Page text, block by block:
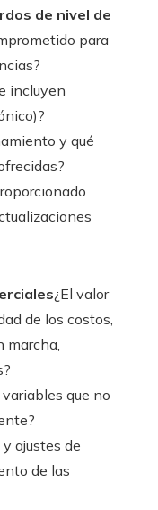
de nivel de
para
incluyen
y qué
¿El valor
de los costos,
marcha,
que no
ajustes de
de las